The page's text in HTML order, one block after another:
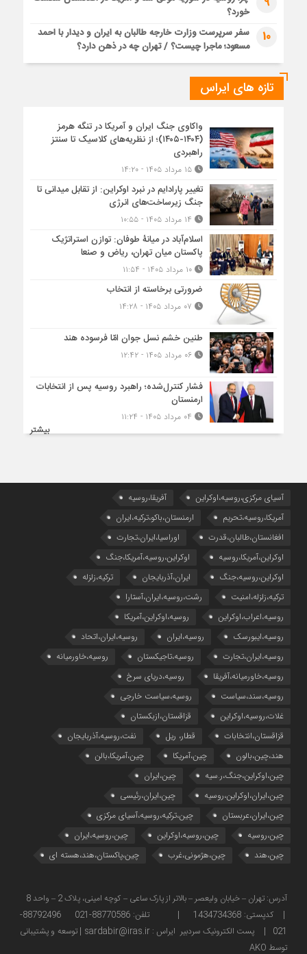
خورد؟
10
سفر سرپرست وزارت خارجه طالبان به ایران و دیدار با احمد
مسعود؛ ماجرا چیست؟ / تهران چه در ذهن دارد؟
تازه های ایراس
واکاوی جنگ ایران و آمریکا در تنگه هرمز
(۱۴۰۴-۱۴۰۵)؛ از نظریه‌های کلاسیک تا سنتز
راهبردی
۱۵ مرداد ۱۴۰۵ - ۱۴:۲۰
تغییر پارادایم در نبرد اوکراین: از تقابل میدانی تا
جنگ زیرساخت‌های انرژی
اسلام‌آباد در میانۀ طوفان: توازن استراتژیک
پاکستان میان تهران، ریاض و صنعا
۱۰ مرداد ۱۴۰۵ - ۱۱:۵۴
ضرورتی برخاسته از انتخاب
طنین خشم نسل جوان امّا فرسوده هند
۰۶ مرداد ۱۴۰۵ - ۱۲:۴۲
فشار کنترل‌شده؛ راهبرد روسیه پس از انتخابات
ارمنستان
بیشتر
آسیای مرکزی،روسیه،اوکراین
آفریقا،روسیه
آمریکا،روسیه،تحریم
ارمنستان،باکو،ترکیه،ایران
افغانستان،طالبان،قدرت
اوراسیا،ایران،تجارت
اوکراین،آمریکا،روسیه
اوکراین،روسیه،آمریکا،جنگ
اوکراین،روسیه،جنگ
ایران،آذربایجان
ترکیه،زلزله
ترکیه،زلزله،امنیت
رشت،روسیه،ایران،آستارا
روسیه،اعراب،اوکراین
روسیه،اوکراین،آمریکا
روسیه،ایبورسک
روسیه،ایران
روسیه،ایران،اتحاد
روسیه،ایران،تجارت
روسیه،تاجیکستان
روسیه،خاورمیانه
روسیه،خاورمیانه،آفریقا
روسیه،دریای سرخ
روسیه،سند،سیاست
روسیه،سیاست خارجی
غلات،روسیه،اوکراین
قزاقستان،ازبکستان
قزاقستان،انتخابات
قطار، ریل
نفت،روسیه،آذربایجان
هند،چین،بالون
چین،آمریکا
چین،آمریکا،بالن
چین،اوکراین،جنگ،ر.سیه
چین،ایران
چین،ایران،اوکراین،روسیه
چین،ایران،رئیسی
چین،ایران،عربستان
چین،ترکیه،روسیه،آسیای مرکزی
چین،روسیه
چین،روسیه،اوکراین
چین،روسیه،ایران
چین،هند
چین،هژمونی،غرب چین،پاکستان،هند،هسته ای
| کدپستی: 1434734368 | تلفن: 88770586-021 88792496-
021 | پست الکترونیک سردبیر ایراس : sardabir@iras.ir |
توسعه و پشتیبانی
توسط AKO